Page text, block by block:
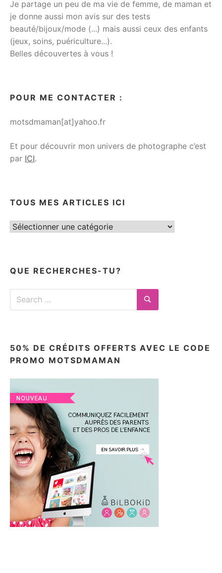
Je partage un peu de ma vie de femme, de maman et
je donne aussi mon avis sur des tests
beauté/bijoux/mode (...) mais aussi ceux des enfants
(jeux, soins, puériculture...).
Belles découvertes à vous !
POUR ME CONTACTER :
motsdmaman[at]yahoo.fr
Et pour découvrir mon univers de photographe c’est
par ICI.
TOUS MES ARTICLES ICI
Tous
QUE RECHERCHES-TU?
Search
Search
50% DE CRÉDITS OFFERTS AVEC LE CODE
PROMO MOTSDMAMAN